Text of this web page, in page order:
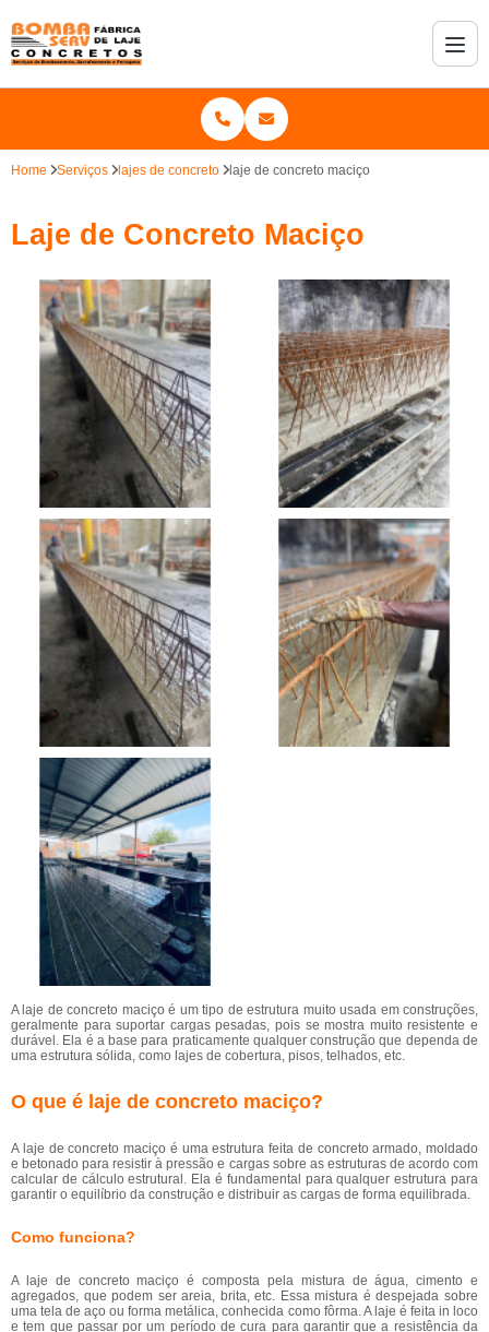
Home Serviços lajes de concreto laje de concreto maciço
Laje de Concreto Maciço
A laje de concreto maciço é um tipo de estrutura muito usada em construções,
geralmente para suportar cargas pesadas, pois se mostra muito resistente e
durável. Ela é a base para praticamente qualquer construção que dependa de
uma estrutura sólida, como lajes de cobertura, pisos, telhados, etc.
O que é laje de concreto maciço?
A laje de concreto maciço é uma estrutura feita de concreto armado, moldado
e betonado para resistir à pressão e cargas sobre as estruturas de acordo com
calcular de cálculo estrutural. Ela é fundamental para qualquer estrutura para
garantir o equilíbrio da construção e distribuir as cargas de forma equilibrada.
Como funciona?
A laje de concreto maciço é composta pela mistura de água, cimento e
agregados, que podem ser areia, brita, etc. Essa mistura é despejada sobre
uma tela de aço ou forma metálica, conhecida como fôrma. A laje é feita in loco
e tem que passar por um período de cura para garantir que a resistência da